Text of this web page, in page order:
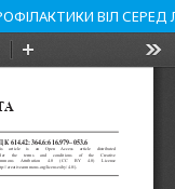
ВІЛ